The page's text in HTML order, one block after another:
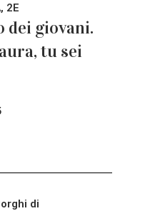
2E
dei giovani.
tu sei
di